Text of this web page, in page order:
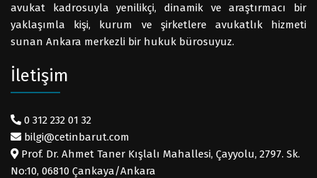
avukat kadrosuyla yenilikçi, dinamik ve araştırmacı bir
yaklaşımla kişi, kurum ve şirketlere avukatlık hizmeti
sunan Ankara merkezli bir hukuk bürosuyuz.
İletişim
0 312 232 01 32
bilgi@cetinbarut.com
Prof. Dr. Ahmet Taner Kışlalı Mahallesi, Çayyolu, 2797. Sk.
No:10, 06810 Çankaya/Ankara